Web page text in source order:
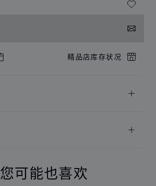
精品店库存状况
您可能也喜欢